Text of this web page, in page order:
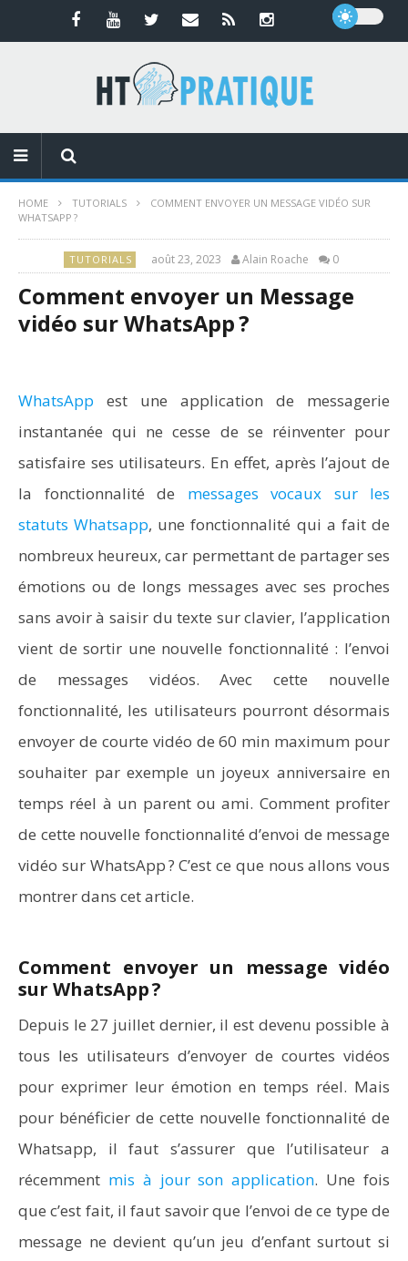
HOME TUTORIALS
COMMENT ENVOYER UN MESSAGE VIDÉO SUR
WHATSAPP ?
TUTORIALS août 23, 2023 Alain Roache 0
Comment envoyer un Message
vidéo sur WhatsApp ?
NOW VIEWING
Comment envoyer un Message vidéo sur WhatsApp ?
Word en PDF : les outils qui respectent la mise en
page
WhatsApp est une application de messagerie
instantanée qui ne cesse de se réinventer pour
satisfaire ses utilisateurs. En effet, après l’ajout de
la fonctionnalité de messages vocaux sur les
statuts Whatsapp, une fonctionnalité qui a fait de
nombreux heureux, car permettant de partager ses
émotions ou de longs messages avec ses proches
sans avoir à saisir du texte sur clavier, l’application
vient de sortir une nouvelle fonctionnalité : l’envoi
de messages vidéos. Avec cette nouvelle
fonctionnalité, les utilisateurs pourront désormais
envoyer de courte vidéo de 60 min maximum pour
souhaiter par exemple un joyeux anniversaire en
temps réel à un parent ou ami. Comment profiter
de cette nouvelle fonctionnalité d’envoi de message
vidéo sur WhatsApp ? C’est ce que nous allons vous
montrer dans cet article.
Comment envoyer un message vidéo
sur WhatsApp ?
Depuis le 27 juillet dernier, il est devenu possible à
tous les utilisateurs d’envoyer de courtes vidéos
pour exprimer leur émotion en temps réel. Mais
pour bénéficier de cette nouvelle fonctionnalité de
Whatsapp, il faut s’assurer que l’utilisateur a
récemment mis à jour son application. Une fois
que c’est fait, il faut savoir que l’envoi de ce type de
message ne devient qu’un jeu d’enfant surtout si